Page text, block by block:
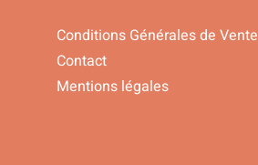
Conditions Générales de Vente
Contact
Mentions légales